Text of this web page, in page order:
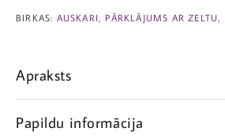
BIRKAS: AUSKARI PĀRKLĀJUMS AR ZELTU
Apraksts
Papildu informācija